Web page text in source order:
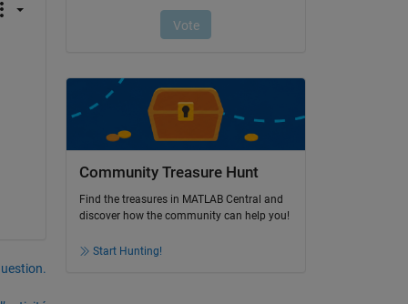
Community Treasure Hunt
Find the treasures in MATLAB Central and
discover how the community can help you!
Start Hunting!